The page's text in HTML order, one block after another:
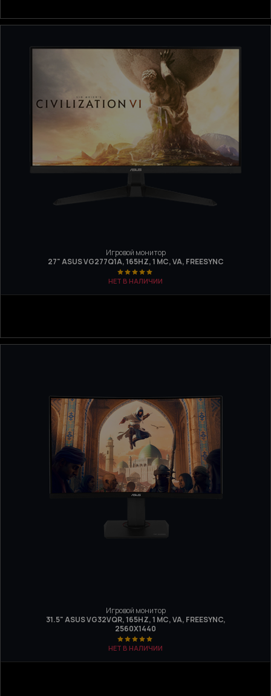
Игровой монитор
27" ASUS VG277Q1A, 165HZ, 1 МС, VA, FREESYNC
НЕТ В НАЛИЧИИ
Игровой монитор
31.5" ASUS VG32VQR, 165HZ, 1 МС, VA, FREESYNC,
2560Х1440
НЕТ В НАЛИЧИИ